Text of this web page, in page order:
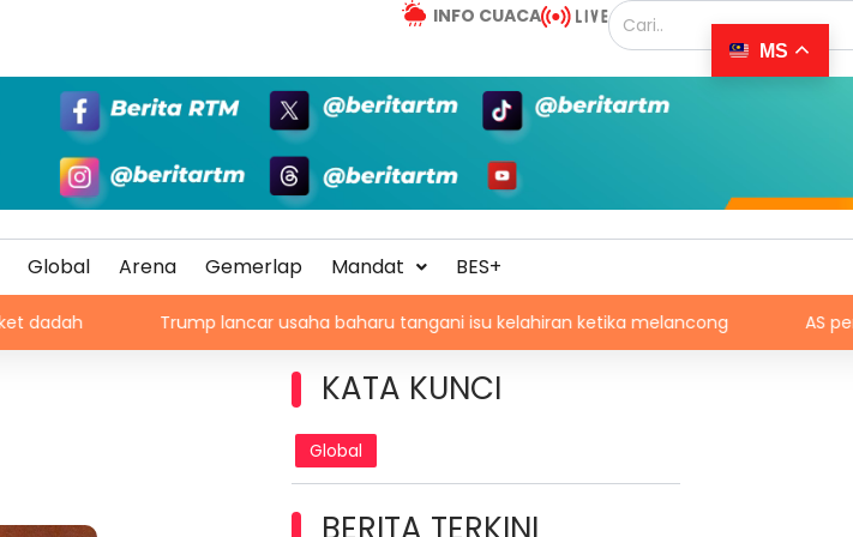
INFO CUACA
Global Arena Gemerlap Mandat BES+
Trump lancar usaha baharu tangani isu kelahiran ketika melancong AS perketat
KATA KUNCI
Global
BERITA TERKINI
MS